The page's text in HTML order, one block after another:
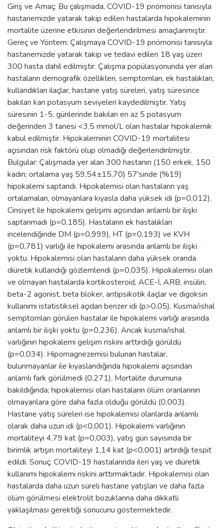
Giriş ve Amaç: Bu çalışmada, COVID-19 pnömonisi tanısıyla
hastanemizde yatarak takip edilen hastalarda hipokaleminin
mortalite üzerine etkisinin değerlendirilmesi amaçlanmıştır.
Gereç ve Yöntem: Çalışmaya COVID-19 pnömonisi tanısıyla
hastanemizde yatarak takip ve tedavi edilen 18 yaş üzeri
300 hasta dahil edilmiştir. Çalışma popülasyonunda yer alan
hastaların demografik özellikleri, semptomları, ek hastalıkları,
kullandıkları ilaçlar, hastane yatış süreleri, yatış süresince
bakılan kan potasyum seviyeleri kaydedilmiştir. Yatış
süresinin 1-5. günlerinde bakılan en az 5 potasyum
değerinden 3 tanesi <3.5 mmol/L olan hastalar hipokalemik
kabul edilmiştir. Hipokaleminin COVID-19 mortalitesi
açısından risk faktörü olup olmadığı değerlendirilmiştir.
Bulgular: Çalışmada yer alan 300 hastanın (150 erkek, 150
kadın; ortalama yaş 59,54±15,70) 57'sinde (%19)
hipokalemi saptandı. Hipokalemisi olan hastaların yaş
ortalamaları, olmayanlara kıyasla daha yüksek idi (p=0,012).
Cinsiyet ile hipokalemi gelişimi açısından anlamlı bir ilişki
saptanmadı (p=0,185). Hastaların ek hastalıkları
incelendiğinde DM (p=0,999), HT (p=0,193) ve KVH
(p=0,781) varlığı ile hipokalemi arasında anlamlı bir ilişki
yoktu. Hipokalemisi olan hastaların daha yüksek oranda
diüretik kullandığı gözlemlendi (p=0,035). Hipokalemisi olan
ve olmayan hastalarda kortikosteroid, ACE-İ, ARB, insülin,
beta-2 agonist, beta bloker, antipsikotik ilaçlar ve digoksin
kullanımı istatistiksel açıdan benzer idi (p>0,05). Kusma/ishal
semptomları görülen hastalar ile hipokalemi varlığı arasında
anlamlı bir ilişki yoktu (p=0,236). Ancak kusma/ishal
varlığının hipokalemi gelişim riskini arttırdığı görüldü
(p=0,034). Hipomagnezemisi bulunan hastalar,
bulunmayanlar ile kıyaslandığında hipokalemi açısından
anlamlı fark görülmedi (0,271). Mortalite durumuna
bakıldığında; hipokalemisi olan hastaların ölüm oranlarının
olmayanlara göre daha fazla olduğu görüldü (0,003).
Hastane yatış süreleri ise hipokalemisi olanlarda anlamlı
olarak daha uzun idi (p<0,001). Hipokalemi varlığının
mortaliteyi 4,79 kat (p=0,003), yatış gün sayısında bir
birimlik artışın mortaliteyi 1,14 kat (p<0,001) artırdığı tespit
edildi. Sonuç: COVID-19 hastalarında ileri yaş ve diüretik
kullanımı hipokalemi riskini arttırmaktadır. Hipokalemisi olan
hastalarda daha uzun süreli hastane yatışları ve daha fazla
ölüm görülmesi elektrolit bozuklarına daha dikkatli
yaklaşılması gerektiği sonucunu göstermektedir.